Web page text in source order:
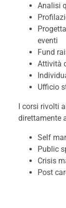
Analisi
eventi
Fund
Attività
Ufficio
I corsi rivolti
direttamente
Self
Public
Crisis
Post